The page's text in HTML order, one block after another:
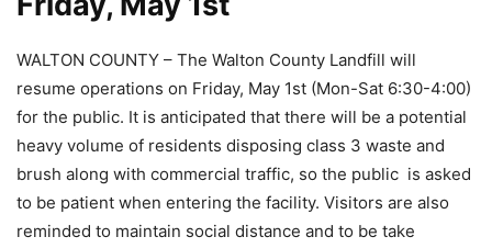
WALTON COUNTY – The Walton County Landfill will
resume operations on Friday, May 1st (Mon-Sat 6:30-4:00)
for the public. It is anticipated that there will be a potential
heavy volume of residents disposing class 3 waste and
brush along with commercial traffic, so the public is asked
to be patient when entering the facility. Visitors are also
reminded to maintain social distance and to be take